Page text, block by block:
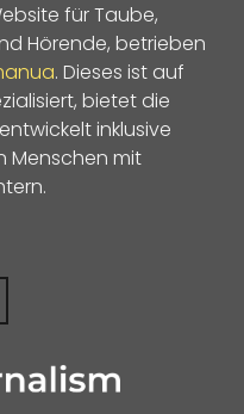
für Taube,
Hörende, betrieben
. Dieses ist auf
bietet die
inklusive
Menschen mit